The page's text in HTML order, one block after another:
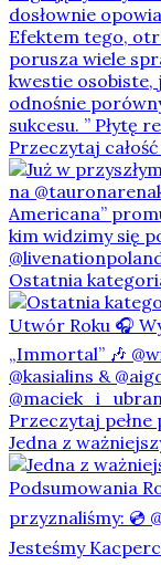
Ostatnia
Jedna z